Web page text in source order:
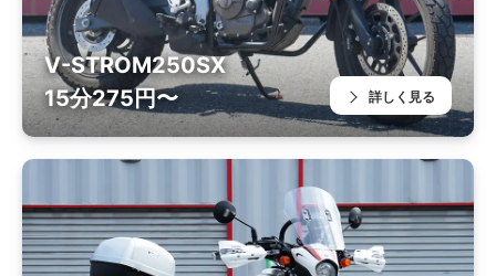
V-STROM250SX
15分275円〜
詳しく見る